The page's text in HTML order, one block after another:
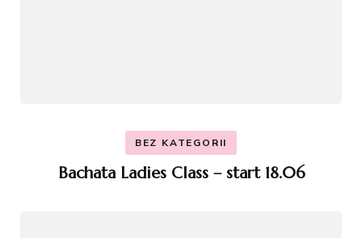
BEZ KATEGORII
Bachata Ladies Class – start 18.06